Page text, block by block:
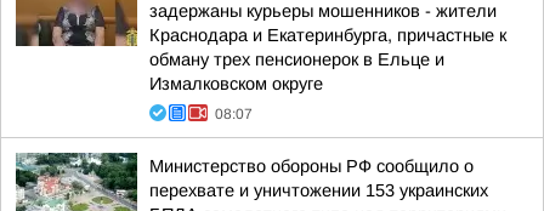
задержаны курьеры мошенников - жители
Краснодара и Екатеринбурга, причастные к
обману трех пенсионерок в Ельце и
Измалковском округе
08:07
Министерство обороны РФ сообщило о
перехвате и уничтожении 153 украинских